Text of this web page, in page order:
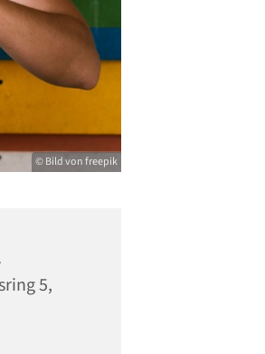
© Bild von freepik
5,